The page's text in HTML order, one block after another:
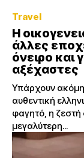
Travel
Η
άλλες
όνειρο και
αξέχαστες
Υπάρχουν
αυθεντική
φαγητό, η ζεστή
μεγαλύτερη...